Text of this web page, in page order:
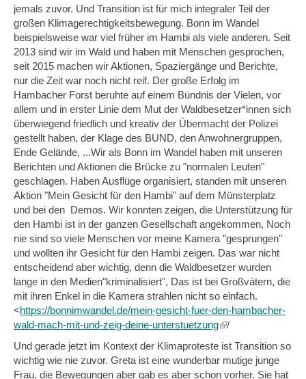
jemals zuvor. Und Transition ist für mich integraler Teil der
großen Klimagerechtigkeitsbewegung. Bonn im Wandel
beispielsweise war viel früher im Hambi als viele anderen. Seit
2013 sind wir im Wald und haben mit Menschen gesprochen,
seit 2015 machen wir Aktionen, Spaziergänge und Berichte,
nur die Zeit war noch nicht reif. Der große Erfolg im
Hambacher Forst beruhte auf einem Bündnis der Vielen, vor
allem und in erster Linie dem Mut der Waldbesetzer*innen sich
überwiegend friedlich und kreativ der Übermacht der Polizei
gestellt haben, der Klage des BUND, den Anwohnergruppen,
Ende Gelände, ...Wir als Bonn im Wandel haben mit unseren
Berichten und Aktionen die Brücke zu "normalen Leuten"
geschlagen. Haben Ausflüge organisiert, standen mit unseren
Aktion "Mein Gesicht für den Hambi" auf dem Münsterplatz
und bei den Demos. Wir konnten zeigen, die Unterstützung für
den Hambi ist in der ganzen Gesellschaft angekommen, Noch
nie sind so viele Menschen vor meine Kamera "gesprungen"
und wollten ihr Gesicht für den Hambi zeigen. Das war nicht
entscheidend aber wichtig, denn die Waldbesetzer wurden
lange in den Medien"kriminalisiert", Das ist bei Großvätern, die
mit ihren Enkel in die Kamera strahlen nicht so einfach.
<https://bonnimwandel.de/mein-gesicht-fuer-den-hambacher-
wald-mach-mit-und-zeig-deine-unterstuetzung(link
external)
/
Und gerade jetzt im Kontext der Klimaproteste ist Transition so
wichtig wie nie zuvor. Greta ist eine wunderbar mutige junge
Frau, die Bewegungen aber gab es aber schon vorher. Sie hat